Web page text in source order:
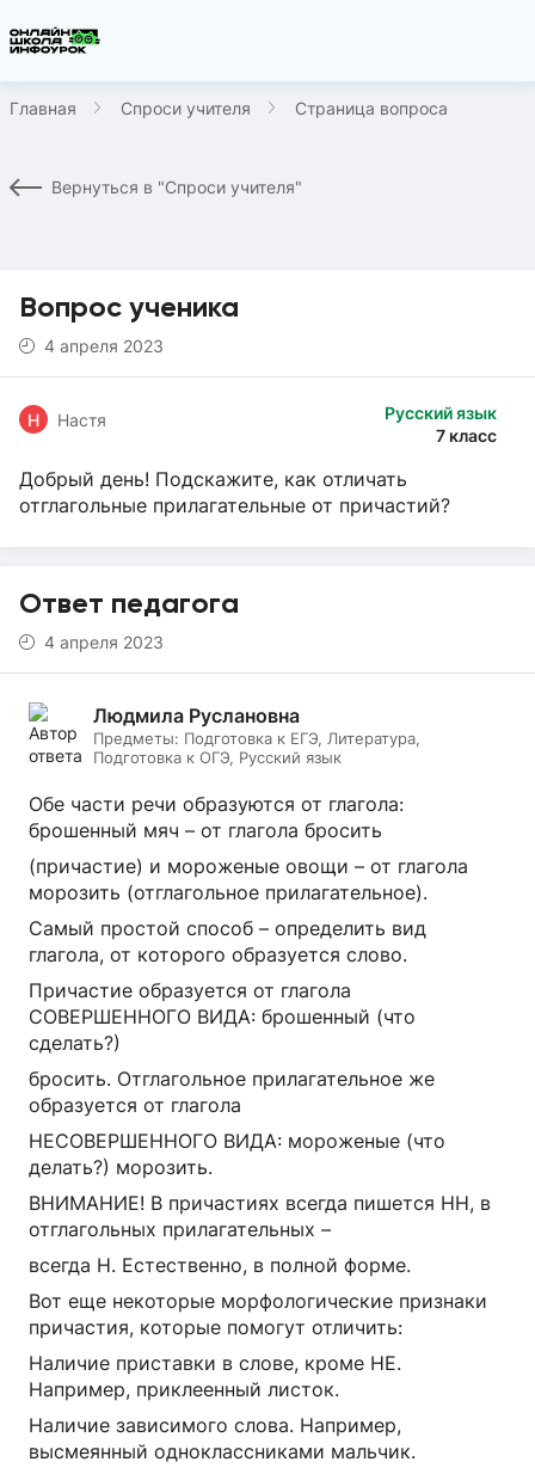
Главная Спроси учителя Страница вопроса
Вернуться в "Спроси учителя"
Вопрос ученика
4 апреля 2023
Русский язык
7 класс
Н Настя
Добрый день! Подскажите, как отличать
отглагольные прилагательные от причастий?
Ответ педагога
4 апреля 2023
Людмила Руслановна
Предметы: Подготовка к ЕГЭ, Литература,
Подготовка к ОГЭ, Русский язык
Обе части речи образуются от глагола:
брошенный мяч – от глагола бросить
(причастие) и мороженые овощи – от глагола
морозить (отглагольное прилагательное).
Самый простой способ – определить вид
глагола, от которого образуется слово.
Причастие образуется от глагола
СОВЕРШЕННОГО ВИДА: брошенный (что
сделать?)
бросить. Отглагольное прилагательное же
образуется от глагола
НЕСОВЕРШЕННОГО ВИДА: мороженые (что
делать?) морозить.
ВНИМАНИЕ! В причастиях всегда пишется НН, в
отглагольных прилагательных –
всегда Н. Естественно, в полной форме.
Вот еще некоторые морфологические признаки
причастия, которые помогут отличить:
Наличие приставки в слове, кроме НЕ.
Например, приклеенный листок.
Наличие зависимого слова. Например,
высмеянный одноклассниками мальчик.